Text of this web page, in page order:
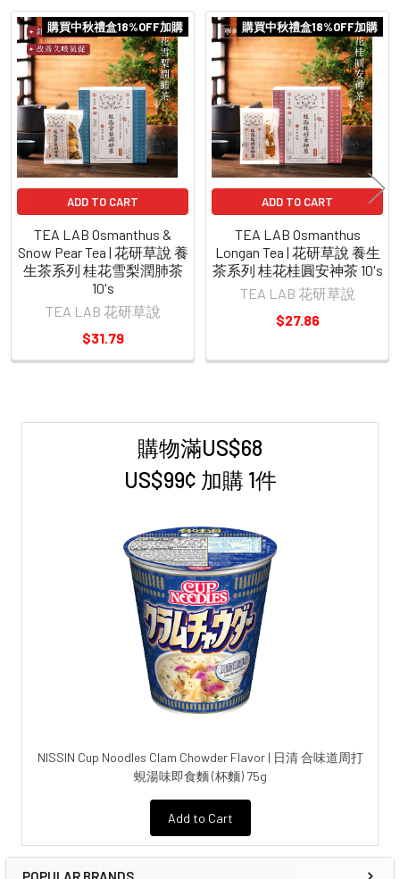
購物滿US$68
US$99¢ 加購 1件
NISSIN Cup Noodles Clam Chowder Flavor | 日清 合味道周打
蜆湯味即食麵 (杯麵) 75g
Add to Cart
Related
Products
購買中秋禮盒18%OFF加購
ADD TO CART
TEA LAB Osmanthus &
Snow Pear Tea | 花研草說 養
生茶系列 桂花雪梨潤肺茶
10's
TEA LAB 花研草說
$31.79
購買中秋禮盒18%OFF加購
ADD TO CART
TEA LAB Osmanthus
Longan Tea | 花研草說 養生
茶系列 桂花桂圓安神茶 10's
TEA LAB 花研草說
$27.86